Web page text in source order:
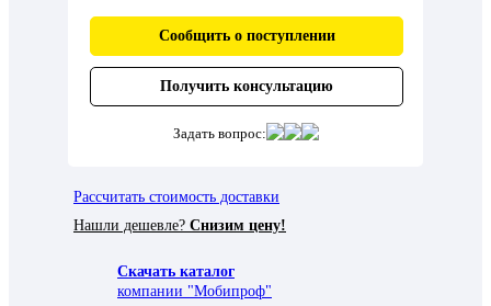
Сообщить о поступлении
Получить консультацию
Задать вопрос:
Рассчитать стоимость доставки
Нашли дешевле? Снизим цену!
Скачать каталог
компании "Мобипроф"